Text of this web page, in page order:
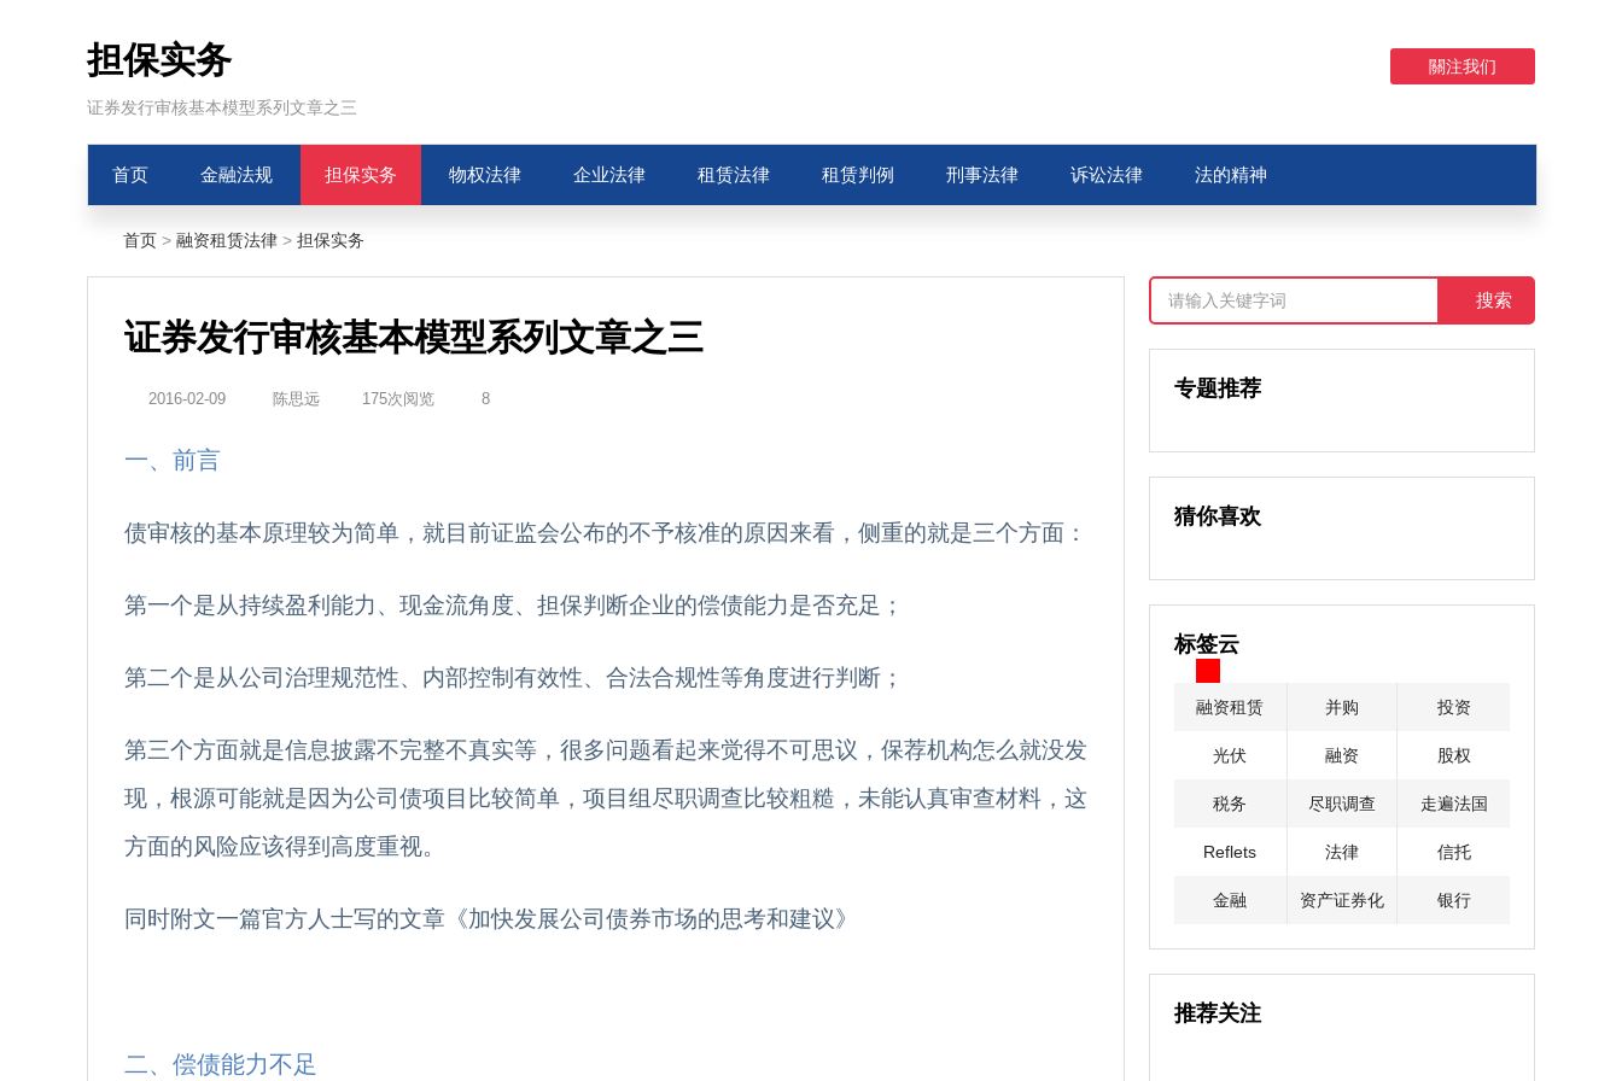
担保实务
证券发行审核基本模型系列文章之三
關注我们
首页 金融法规 担保实务 物权法律 企业法律 租赁法律 租赁判例 刑事法律 诉讼法律 法的精神
首页 > 融资租赁法律 > 担保实务
证券发行审核基本模型系列文章之三
2016-02-09 陈思远 175次阅览 8
一、前言
债审核的基本原理较为简单，就目前证监会公布的不予核准的原因来看，侧重的就是三个方面：
第一个是从持续盈利能力、现金流角度、担保判断企业的偿债能力是否充足；
第二个是从公司治理规范性、内部控制有效性、合法合规性等角度进行判断；
第三个方面就是信息披露不完整不真实等，很多问题看起来觉得不可思议，保荐机构怎么就没发
现，根源可能就是因为公司债项目比较简单，项目组尽职调查比较粗糙，未能认真审查材料，这
方面的风险应该得到高度重视。
同时附文一篇官方人士写的文章《加快发展公司债券市场的思考和建议》
二、偿债能力不足
专题推荐
猜你喜欢
标签云
融资租赁 并购 投资
光伏 融资 股权
税务 尽职调查 走遍法国
Reflets 法律 信托
金融 资产证券化 银行
推荐关注